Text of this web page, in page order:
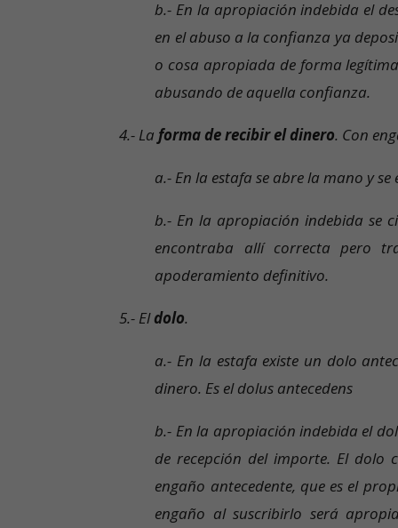
b.- En la apropiación indebida el
en el abuso a la confianza ya
o cosa apropiada de forma
abusando de aquella confianza.
4.- La forma de recibir el dinero. Con
a.- En la estafa se abre la mano y
b.- En la apropiación indebida se
encontraba allí correcta pero
apoderamiento definitivo.
5.- Eldolo.
a.- En la estafa existe un dolo
dinero. Es el dolus antecedens
b.- En la apropiación indebida el
de recepción del importe. El dolo
engaño antecedente, que es el
engaño al suscribirlo será